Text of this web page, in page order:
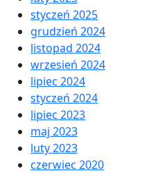
styczeń 2025
grudzień 2024
listopad 2024
wrzesień 2024
lipiec 2024
styczeń 2024
lipiec 2023
maj 2023
luty 2023
czerwiec 2020